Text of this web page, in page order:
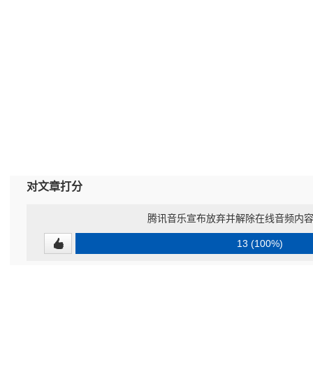
对文章打分
腾讯音乐宣布放弃并解除在线音频内
13 (100%)